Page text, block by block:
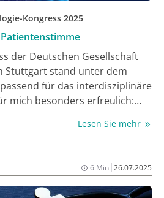
Kongress 2025
der Deutschen Gesellschaft
Stuttgart stand unter dem
für das interdisziplinäre
mich besonders erfreulich:
an vielen Sitzungen als
Zeichen für einen offenen
zwischen Behandelnden
Kongresspräsidentin Prof.
Lesen Sie mehr
6 Min|26.07.2025